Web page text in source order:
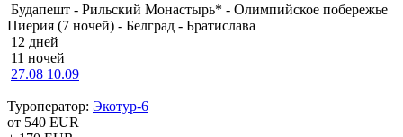
Будапешт - Рильский Монастырь* - Олимпийское побережье
Пиерия (7 ночей) - Белград - Братислава
12 дней
11 ночей
27.08 10.09
Туроператор: Экотур-6
от 540 EUR